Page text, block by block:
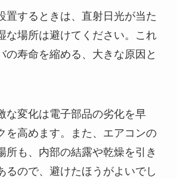
置するときは、直射日光が当た
な場所は避けてください。これ
の寿命を縮める、大きな原因と
な変化は電子部品の劣化を早
を高めます。また、エアコンの
所も、内部の結露や乾燥を引き
るので、避けたほうがよいでし